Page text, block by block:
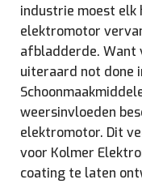
industrie moest elk
elektromotor
afbladderde. Want
uiteraard not done
weersinvloeden
elektromotor. Dit
voor Kolmer
coating te laten